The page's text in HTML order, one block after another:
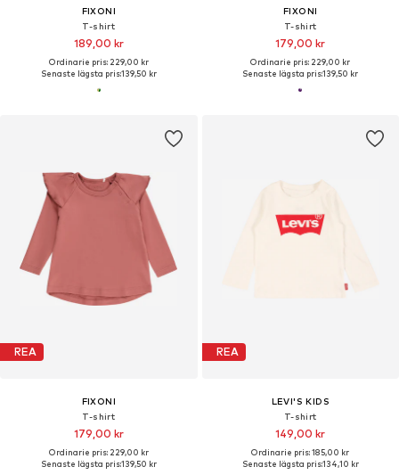
FIXONI
T-shirt
189,00 kr
Ordinarie pris: 229,00 kr
Senaste lägsta pris:139,50 kr
FIXONI
T-shirt
179,00 kr
Ordinarie pris: 229,00 kr
Senaste lägsta pris:139,50 kr
REA
FIXONI
T-shirt
179,00 kr
Ordinarie pris: 229,00 kr
Senaste lägsta pris:139,50 kr
REA
LEVI'S KIDS
T-shirt
149,00 kr
Ordinarie pris: 185,00 kr
Senaste lägsta pris:134,10 kr